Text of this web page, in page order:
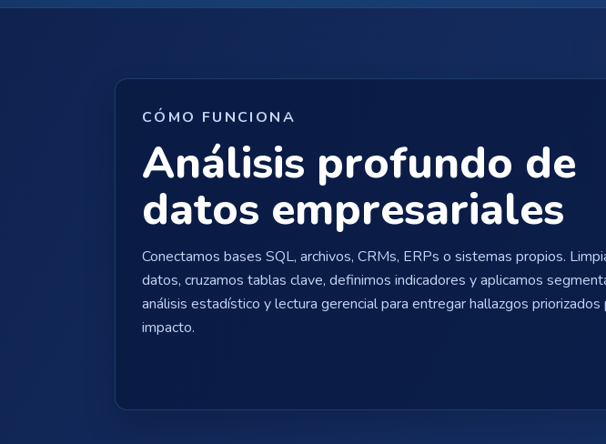
CÓMO FUNCIONA
Análisis profundo de
datos empresariales
Conectamos bases SQL, archivos, CRMs, ERPs o sistemas propios.
datos, cruzamos tablas clave, definimos indicadores y aplicamos
análisis estadístico y lectura gerencial para entregar hallazgos priorizados
impacto.